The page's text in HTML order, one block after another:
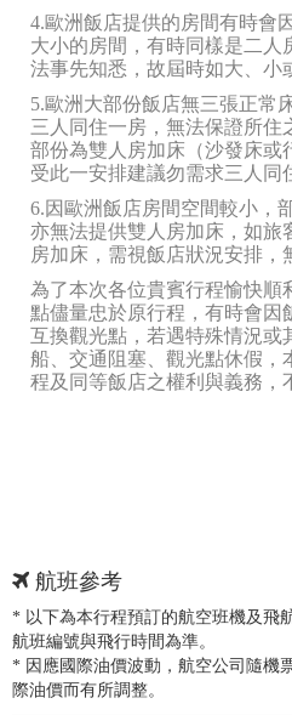
4.歐洲飯店提供的房間有時會
大小的房間，有時同樣是二人
法事先知悉，故屆時如大、小
5.歐洲大部份飯店無三張正常
三人同住一房，無法保證所住
部份為雙人房加床（沙發床或
受此一安排建議勿需求三人同
6.因歐洲飯店房間空間較小，
亦無法提供雙人房加床，如旅
房加床，需視飯店狀況安排，
為了本次各位貴賓行程愉快順
點儘量忠於原行程，有時會因
互換觀光點，若遇特殊情況或
船、交通阻塞、觀光點休假，
程及同等飯店之權利與義務，
航班參考
* 以下為本行程預訂的航空班機及飛
航班編號與飛行時間為準。
* 因應國際油價波動，航空公司隨機
際油價而有所調整。